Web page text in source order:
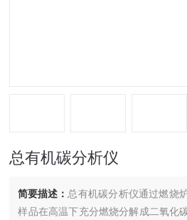
总有机碳分析仪
简要描述： 总有机碳分析仪通过燃烧
样品在高温下充分燃烧分解成二氧化